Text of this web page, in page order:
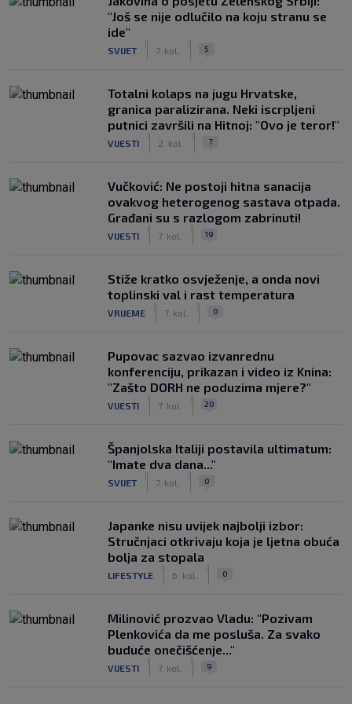
"Još se nije odlučilo na koju stranu se
ide"
SVIJET 7. kol. 5
Totalni kolaps na jugu Hrvatske,
granica paralizirana. Neki iscrpljeni
putnici završili na Hitnoj: "Ovo je teror!"
VIJESTI 2. kol. 7
Vučković: Ne postoji hitna sanacija
ovakvog heterogenog sastava otpada.
Građani su s razlogom zabrinuti!
VIJESTI 7. kol. 19
Stiže kratko osvježenje, a onda novi
toplinski val i rast temperatura
VRIJEME 7. kol. 0
Pupovac sazvao izvanrednu
konferenciju, prikazan i video iz Knina:
"Zašto DORH ne poduzima mjere?"
VIJESTI 7. kol. 20
Španjolska Italiji postavila ultimatum:
"Imate dva dana..."
SVIJET 7. kol. 0
Japanke nisu uvijek najbolji izbor:
Stručnjaci otkrivaju koja je ljetna obuća
bolja za stopala
LIFESTYLE 6. kol. 0
Milinović prozvao Vladu: "Pozivam
Plenkovića da me posluša. Za svako
buduće onečišćenje..."
VIJESTI 7. kol. 9